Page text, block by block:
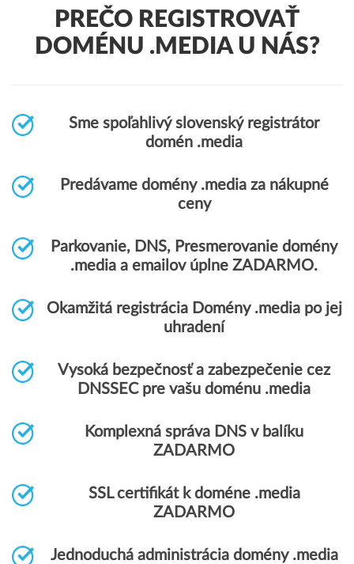
PREČO REGISTROVAŤ
DOMÉNU .MEDIA U NÁS?
Sme spoľahlivý slovenský registrátor
domén .media
Predávame domény .media za nákupné
ceny
Parkovanie, DNS, Presmerovanie domény
.media a emailov úplne ZADARMO.
Okamžitá registrácia Domény .media po jej
uhradení
Vysoká bezpečnosť a zabezpečenie cez
DNSSEC pre vašu doménu .media
Komplexná správa DNS v balíku
ZADARMO
SSL certifikát k doméne .media
ZADARMO
Jednoduchá administrácia domény .media